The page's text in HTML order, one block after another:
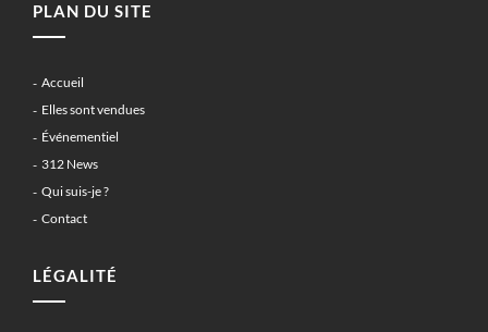
PLAN DU SITE
Accueil
Elles sont vendues
Événementiel
312 News
Qui suis-je ?
Contact
LÉGALITÉ